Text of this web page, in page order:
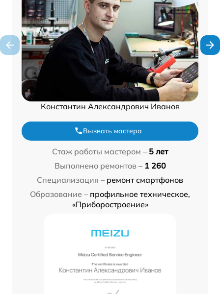
Константин Александрович Иванов
Вызвать мастера
Стаж работы мастером – 5 лет
Выполнено ремонтов – 1 260
Специализация – ремонт смартфонов
Образование – профильное техническое,
«Приборостроение»